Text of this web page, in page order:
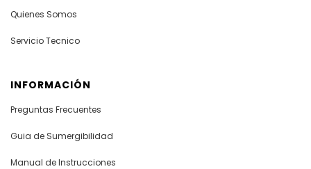
Quienes Somos
Servicio Tecnico
INFORMACIÓN
Preguntas Frecuentes
Guia de Sumergibilidad
Manual de Instrucciones